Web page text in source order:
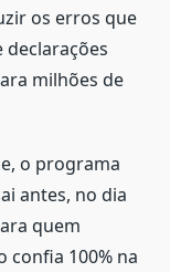
os erros que
declarações
milhões de
o programa
antes, no dia
quem
100% na